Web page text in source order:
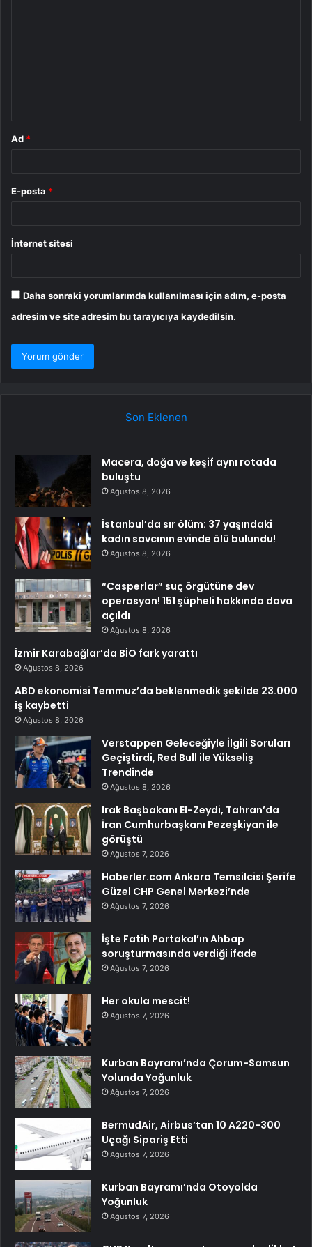
Ad *
E-posta *
İnternet sitesi
Daha sonraki yorumlarımda kullanılması için adım, e-posta
adresim ve site adresim bu tarayıcıya kaydedilsin.
Son Eklenen
Macera, doğa ve keşif aynı rotada
buluştu
Ağustos 8, 2026
İstanbul’da sır ölüm: 37 yaşındaki
kadın savcının evinde ölü bulundu!
Ağustos 8, 2026
“Casperlar” suç örgütüne dev
operasyon! 151 şüpheli hakkında dava
açıldı
Ağustos 8, 2026
İzmir Karabağlar’da BİO fark yarattı
Ağustos 8, 2026
ABD ekonomisi Temmuz’da beklenmedik şekilde 23.000
iş kaybetti
Ağustos 8, 2026
Verstappen Geleceğiyle İlgili Soruları
Geçiştirdi, Red Bull ile Yükseliş
Trendinde
Ağustos 8, 2026
Irak Başbakanı El-Zeydi, Tahran’da
İran Cumhurbaşkanı Pezeşkiyan ile
görüştü
Ağustos 7, 2026
Haberler.com Ankara Temsilcisi Şerife
Güzel CHP Genel Merkezi’nde
Ağustos 7, 2026
İşte Fatih Portakal’ın Ahbap
soruşturmasında verdiği ifade
Ağustos 7, 2026
Her okula mescit!
Ağustos 7, 2026
Kurban Bayramı’nda Çorum-Samsun
Yolunda Yoğunluk
Ağustos 7, 2026
BermudAir, Airbus’tan 10 A220-300
Uçağı Sipariş Etti
Ağustos 7, 2026
Kurban Bayramı’nda Otoyolda
Yoğunluk
Ağustos 7, 2026